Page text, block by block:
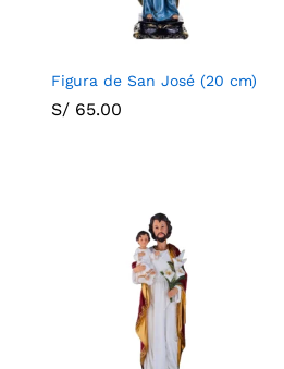
Figura de San José (20 cm)
S/ 65.00